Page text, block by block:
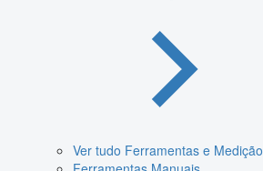
Ver tudo Ferramentas e Medição